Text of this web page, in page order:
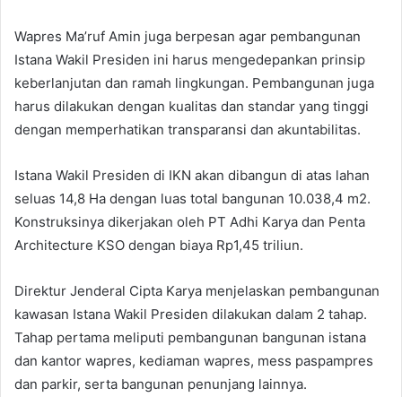
Wapres Ma’ruf Amin juga berpesan agar pembangunan
Istana Wakil Presiden ini harus mengedepankan prinsip
keberlanjutan dan ramah lingkungan. Pembangunan juga
harus dilakukan dengan kualitas dan standar yang tinggi
dengan memperhatikan transparansi dan akuntabilitas.
Istana Wakil Presiden di IKN akan dibangun di atas lahan
seluas 14,8 Ha dengan luas total bangunan 10.038,4 m2.
Konstruksinya dikerjakan oleh PT Adhi Karya dan Penta
Architecture KSO dengan biaya Rp1,45 triliun.
Direktur Jenderal Cipta Karya menjelaskan pembangunan
kawasan Istana Wakil Presiden dilakukan dalam 2 tahap.
Tahap pertama meliputi pembangunan bangunan istana
dan kantor wapres, kediaman wapres, mess paspampres
dan parkir, serta bangunan penunjang lainnya.